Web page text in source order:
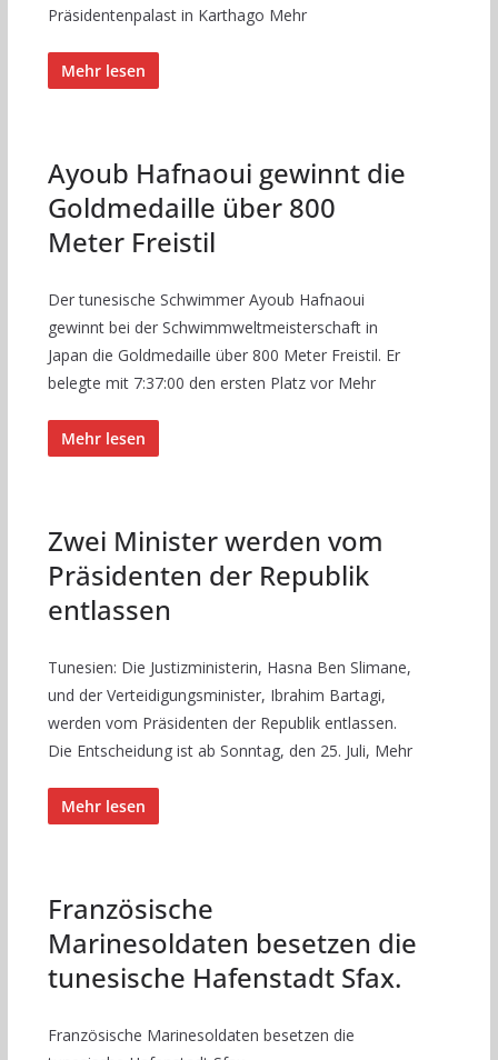
Präsidentenpalast in Karthago Mehr
Mehr lesen
Ayoub Hafnaoui gewinnt die
Goldmedaille über 800
Meter Freistil
Der tunesische Schwimmer Ayoub Hafnaoui
gewinnt bei der Schwimmweltmeisterschaft in
Japan die Goldmedaille über 800 Meter Freistil. Er
belegte mit 7:37:00 den ersten Platz vor Mehr
Mehr lesen
Zwei Minister werden vom
Präsidenten der Republik
entlassen
Tunesien: Die Justizministerin, Hasna Ben Slimane,
und der Verteidigungsminister, Ibrahim Bartagi,
werden vom Präsidenten der Republik entlassen.
Die Entscheidung ist ab Sonntag, den 25. Juli, Mehr
Mehr lesen
Französische
Marinesoldaten besetzen die
tunesische Hafenstadt Sfax.
Französische Marinesoldaten besetzen die